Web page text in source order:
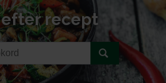
efter recept